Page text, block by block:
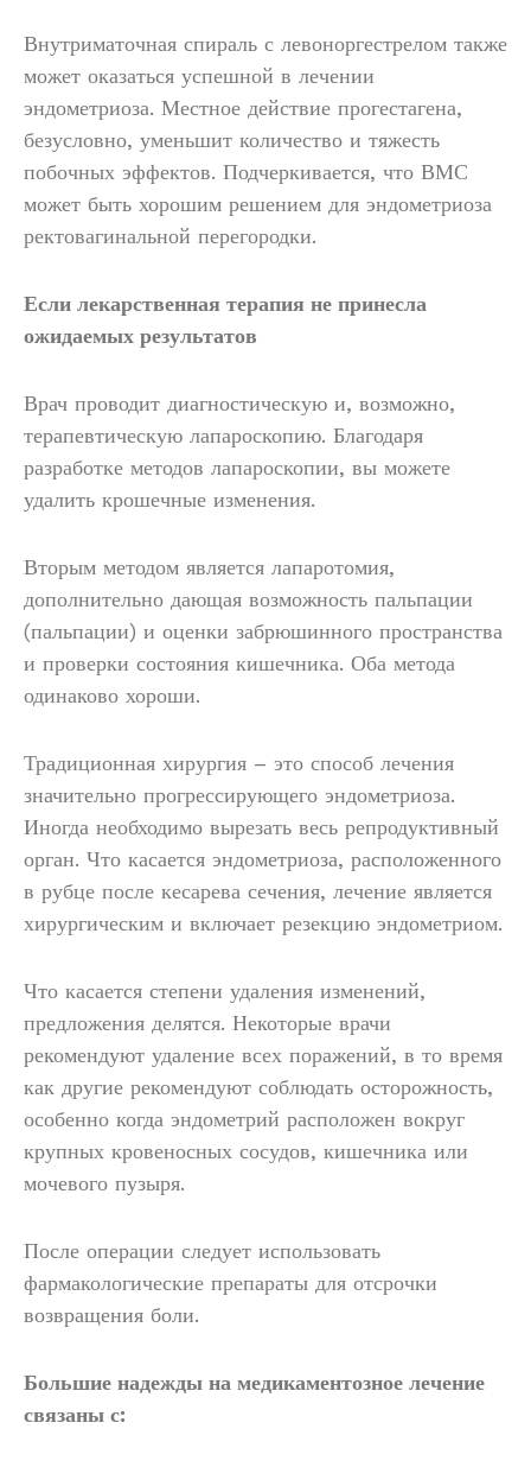
Внутриматочная спираль с левоноргестрелом также
может оказаться успешной в лечении
эндометриоза. Местное действие прогестагена,
безусловно, уменьшит количество и тяжесть
побочных эффектов. Подчеркивается, что ВМС
может быть хорошим решением для эндометриоза
ректовагинальной перегородки.
Если лекарственная терапия не принесла
ожидаемых результатов
Врач проводит диагностическую и, возможно,
терапевтическую лапароскопию. Благодаря
разработке методов лапароскопии, вы можете
удалить крошечные изменения.
Вторым методом является лапаротомия,
дополнительно дающая возможность пальпации
(пальпации) и оценки забрюшинного пространства
и проверки состояния кишечника. Оба метода
одинаково хороши.
Традиционная хирургия – это способ лечения
значительно прогрессирующего эндометриоза.
Иногда необходимо вырезать весь репродуктивный
орган. Что касается эндометриоза, расположенного
в рубце после кесарева сечения, лечение является
хирургическим и включает резекцию эндометриом.
Что касается степени удаления изменений,
предложения делятся. Некоторые врачи
рекомендуют удаление всех поражений, в то время
как другие рекомендуют соблюдать осторожность,
особенно когда эндометрий расположен вокруг
крупных кровеносных сосудов, кишечника или
мочевого пузыря.
После операции следует использовать
фармакологические препараты для отсрочки
возвращения боли.
Большие надежды на медикаментозное лечение
связаны с: